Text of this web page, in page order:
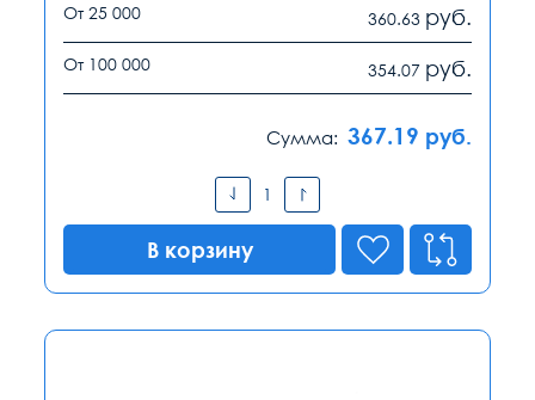
От 25 000 360.63 руб.
От 100 000 354.07 руб.
Сумма: 367.19 руб.
В корзину